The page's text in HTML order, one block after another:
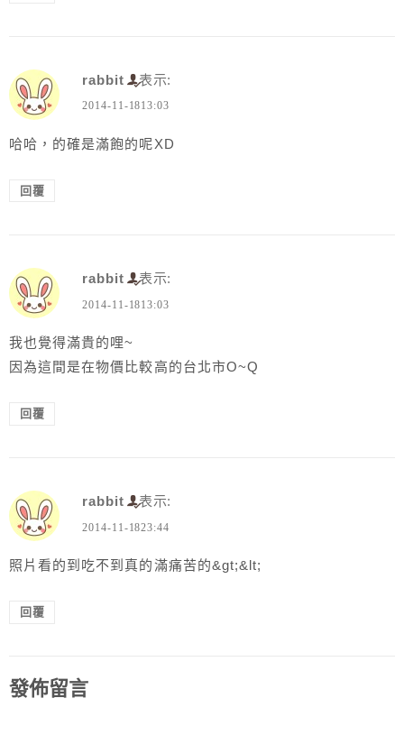
rabbit 表示:
2014-11-1813:03
哈哈，的確是滿飽的呢XD
回覆
rabbit 表示:
2014-11-1813:03
我也覺得滿貴的哩~
因為這間是在物價比較高的台北市O~Q
回覆
rabbit 表示:
2014-11-1823:44
照片看的到吃不到真的滿痛苦的&gt;&lt;
回覆
發佈留言